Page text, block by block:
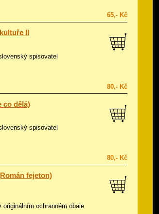
65,- Kč
II
spisovatel
80,- Kč
co dělá)
spisovatel
80,- Kč
fejeton)
ochranném obale